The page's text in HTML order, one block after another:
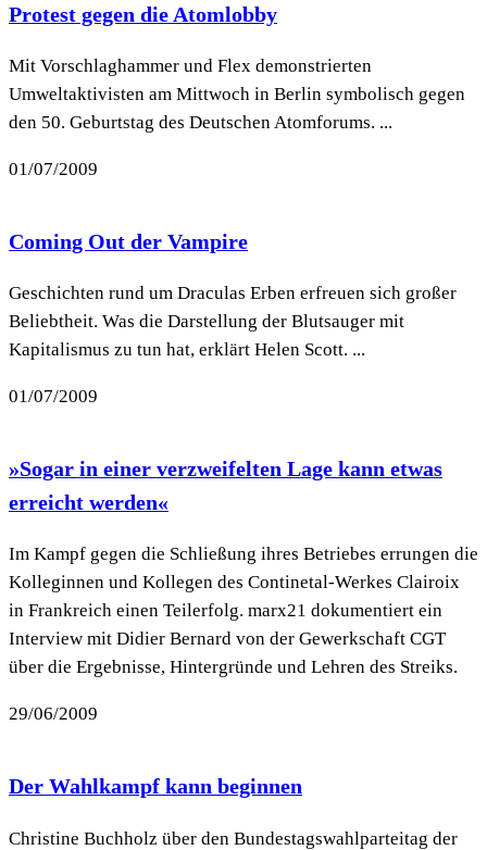
Protest gegen die Atomlobby
Mit Vorschlaghammer und Flex demonstrierten
Umweltaktivisten am Mittwoch in Berlin symbolisch gegen
den 50. Geburtstag des Deutschen Atomforums. ...
01/07/2009
Coming Out der Vampire
Geschichten rund um Draculas Erben erfreuen sich großer
Beliebtheit. Was die Darstellung der Blutsauger mit
Kapitalismus zu tun hat, erklärt Helen Scott. ...
01/07/2009
»Sogar in einer verzweifelten Lage kann etwas
erreicht werden«
Im Kampf gegen die Schließung ihres Betriebes errungen die
Kolleginnen und Kollegen des Continetal-Werkes Clairoix
in Frankreich einen Teilerfolg. marx21 dokumentiert ein
Interview mit Didier Bernard von der Gewerkschaft CGT
über die Ergebnisse, Hintergründe und Lehren des Streiks.
29/06/2009
Der Wahlkampf kann beginnen
Christine Buchholz über den Bundestagswahlparteitag der